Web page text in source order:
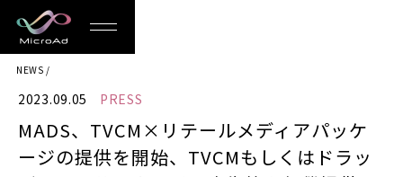
MicroAd
-
Redesigning
the
NEWS
2023.09.05 PRESS
MADS、TVCM×リテールメディアパッケ
ージの提供を開始、TVCMもしくはドラッ